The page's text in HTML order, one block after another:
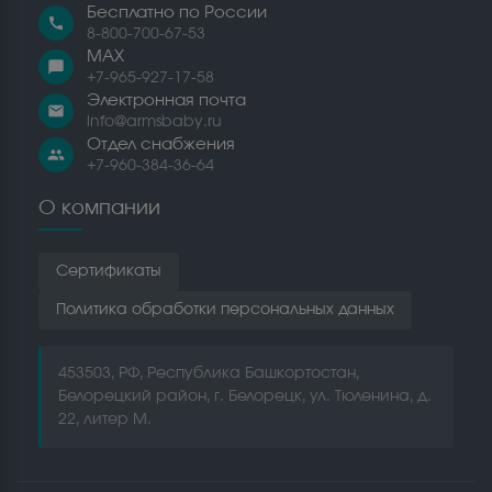
call
Бесплатно по России
8-800-700-67-53
chat_bubble
MAX
+7-965-927-17-58
email
Электронная почта
info@armsbaby.ru
people
Отдел снабжения
+7-960-384-36-64
О компании
Сертификаты
Политика обработки персональных данных
453503, РФ, Республика Башкортостан,
Белорецкий район, г. Белорецк, ул. Тюленина, д.
22, литер М.